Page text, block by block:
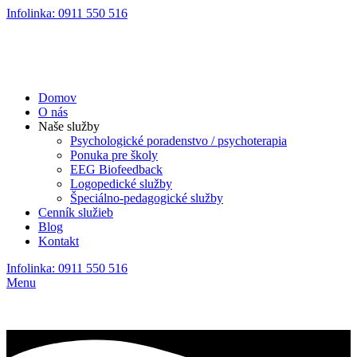
Infolinka: 0911 550 516
Domov
O nás
Naše služby
Psychologické poradenstvo / psychoterapia
Ponuka pre školy
EEG Biofeedback
Logopedické služby
Špeciálno-pedagogické služby
Cenník služieb
Blog
Kontakt
Infolinka: 0911 550 516
Menu